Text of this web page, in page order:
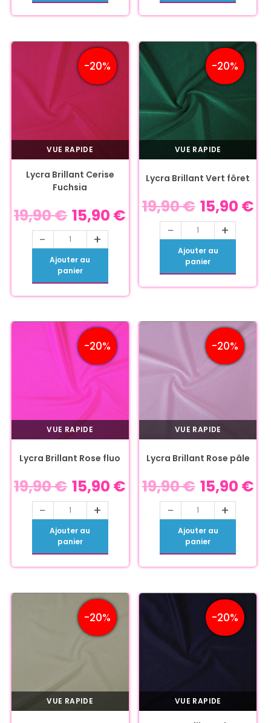
-20%
VUE RAPIDE
Lycra Brillant Cerise
Fuchsia
19,90€ 15,90 €
- +
Ajouter au
panier
-20%
VUE RAPIDE
Lycra Brillant Vert fôret
19,90€ 15,90 €
- +
Ajouter au
panier
-20%
VUE RAPIDE
Lycra Brillant Rose fluo
19,90€ 15,90 €
- +
Ajouter au
panier
-20%
VUE RAPIDE
Lycra Brillant Rose pâle
19,90€ 15,90 €
- +
Ajouter au
panier
-20%
VUE RAPIDE
-20%
VUE RAPIDE